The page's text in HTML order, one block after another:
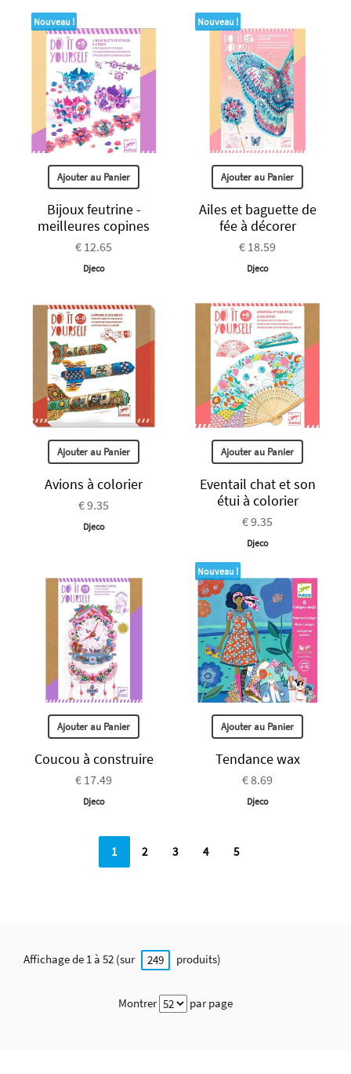
Nouveau !
Ajouter au Panier
Bijoux feutrine -
meilleures copines
€ 12.65
Djeco
Nouveau !
Ajouter au Panier
Ailes et baguette de
fée à décorer
€ 18.59
Djeco
Ajouter au Panier
Avions à colorier
€ 9.35
Djeco
Ajouter au Panier
Eventail chat et son
étui à colorier
€ 9.35
Djeco
Ajouter au Panier
Coucou à construire
€ 17.49
Djeco
Nouveau !
Ajouter au Panier
Tendance wax
€ 8.69
Djeco
1 2 3 4 5
Affichage de 1 à 52 (sur 249 produits)
Montrer par page